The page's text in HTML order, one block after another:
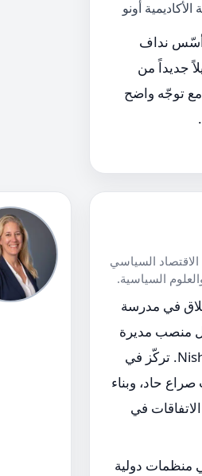
أسّس نداف
جديداً من
توجّه واضح
السياسي
السياسية.
في مدرسة
منصب مديرة
قسم تنسيق الأبوّة في Nishri Mediators. تركّز في
حاد، وبناء
في
منظمات دولية